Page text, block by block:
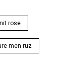
rose
men ruz